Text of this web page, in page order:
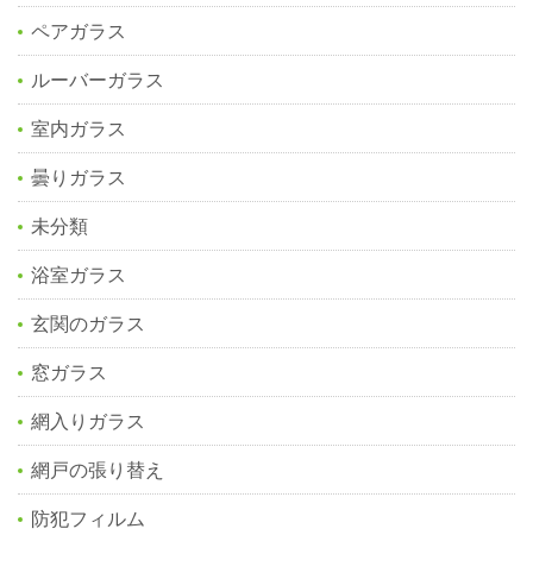
ペアガラス
ルーバーガラス
室内ガラス
曇りガラス
未分類
浴室ガラス
玄関のガラス
窓ガラス
網入りガラス
網戸の張り替え
防犯フィルム